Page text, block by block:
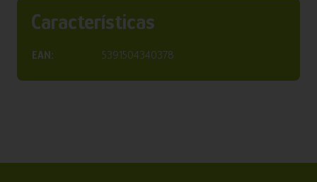
Características
EAN: 5391504340378